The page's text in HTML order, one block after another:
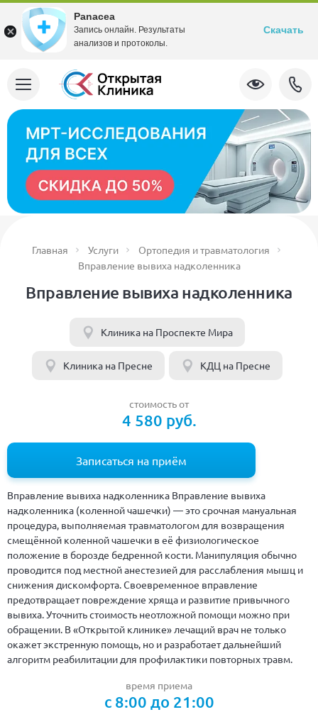
Главная Услуги
Ортопедия и травматология
Вправление вывиха надколенника
Вправление вывиха надколенника
Клиника на Проспекте Мира
Клиника на Пресне КДЦ на Пресне
стоимость от
4 580 руб.
Записаться на приём
Вправление вывиха надколенника Вправление вывиха
надколенника (коленной чашечки) — это срочная мануальная
процедура, выполняемая травматологом для возвращения
смещённой коленной чашечки в её физиологическое
положение в борозде бедренной кости. Манипуляция обычно
проводится под местной анестезией для расслабления мышц и
снижения дискомфорта. Своевременное вправление
предотвращает повреждение хряща и развитие привычного
вывиха. Уточнить стоимость неотложной помощи можно при
обращении. В «Открытой клинике» лечащий врач не только
окажет экстренную помощь, но и разработает дальнейший
алгоритм реабилитации для профилактики повторных травм.
время приема
с 8:00 до 21:00
Panacea
Запись онлайн. Результаты
анализов и протоколы.
Скачать